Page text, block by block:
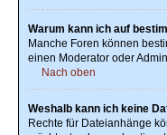
Warum kann ich auf
Manche Foren können
einen Moderator oder
Nach oben
Weshalb kann ich keine
Rechte für Dateianhänge